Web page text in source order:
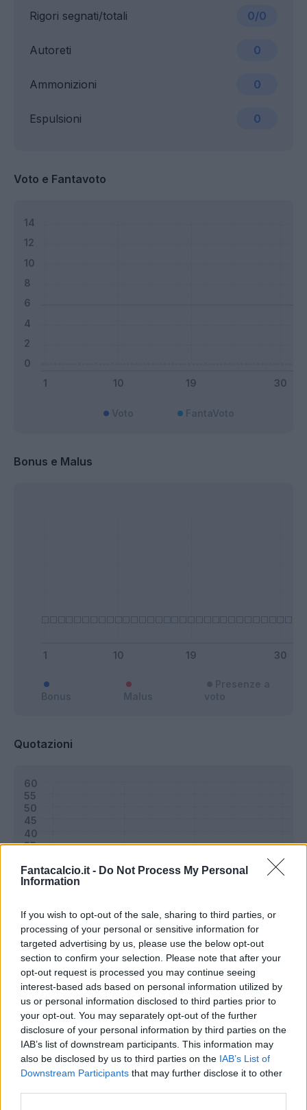
Fantacalcio.it - Do Not Process My Personal
Information
If you wish to opt-out of the sale, sharing to third parties, or
processing of your personal or sensitive information for
targeted advertising by us, please use the below opt-out
section to confirm your selection. Please note that after your
opt-out request is processed you may continue seeing
interest-based ads based on personal information utilized by
us or personal information disclosed to third parties prior to
your opt-out. You may separately opt-out of the further
disclosure of your personal information by third parties on the
IAB’s list of downstream participants. This information may
also be disclosed by us to third parties on the IAB’s List of
Downstream Participants that may further disclose it to other
Ammonizioni 0
Rigori segnati/totali 0/0
Espulsioni 0
Autoreti 0
Voto e Fantavoto
Bonus e Malus
Quotazioni
Classic Mantra
Riepilogo stagione
Titolare 0 - 0%